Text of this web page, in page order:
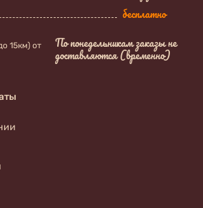
бесплатно
15км) от
По понедельникам заказы не
доставляются (временно)